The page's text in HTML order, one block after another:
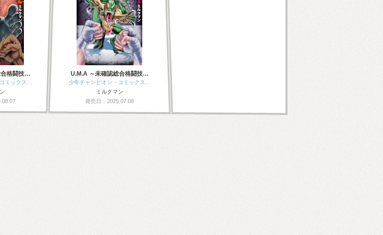
合格闘技…
ミックス…
U.M.A ～未確認総合格闘技…
少年チャンピオン・コミックス…
ミルクマン
発売日：2025.07.08